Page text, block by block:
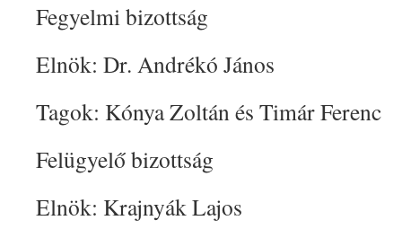
Fegyelmi bizottság
Elnök: Dr. Andrékó János
Tagok: Kónya Zoltán és Timár Ferenc
Felügyelő bizottság
Elnök: Krajnyák Lajos